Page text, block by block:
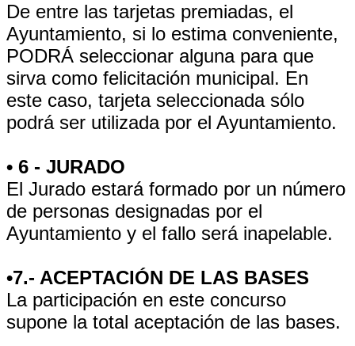
De entre las tarjetas premiadas, el
Ayuntamiento, si lo estima conveniente,
PODRÁ seleccionar alguna para que
sirva como felicitación municipal. En
este caso, tarjeta seleccionada sólo
podrá ser utilizada por el Ayuntamiento.
• 6 - JURADO
El Jurado estará formado por un número
de personas designadas por el
Ayuntamiento y el fallo será inapelable.
•7.- ACEPTACIÓN DE LAS BASES
La participación en este concurso
supone la total aceptación de las bases.